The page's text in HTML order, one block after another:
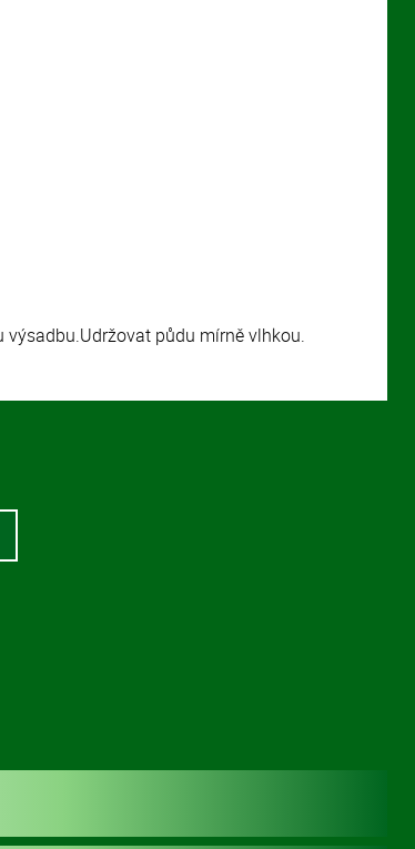
půdu mírně vlhkou.